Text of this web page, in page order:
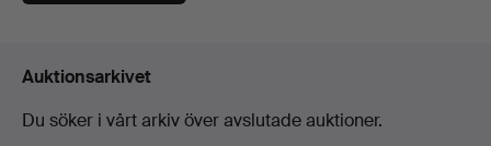
Auktionsarkivet
Du söker i vårt arkiv över avslutade auktioner.